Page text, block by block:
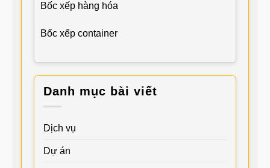
Bốc xếp hàng hóa
Bốc xếp container
Danh mục bài viết
Dịch vụ
Dự án